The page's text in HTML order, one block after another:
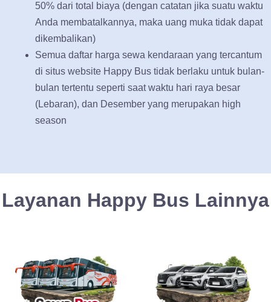
50% dari total biaya (dengan catatan jika suatu waktu
Anda membatalkannya, maka uang muka tidak dapat
dikembalikan)
Semua daftar harga sewa kendaraan yang tercantum
di situs website Happy Bus tidak berlaku untuk bulan-
bulan tertentu seperti saat waktu hari raya besar
(Lebaran), dan Desember yang merupakan high
season
Layanan Happy Bus Lainnya